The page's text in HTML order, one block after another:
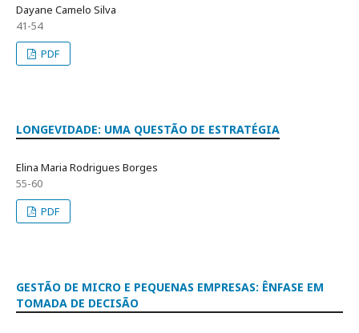
Dayane Camelo Silva
41-54
PDF
LONGEVIDADE: UMA QUESTÃO DE ESTRATÉGIA
Elina Maria Rodrigues Borges
55-60
PDF
GESTÃO DE MICRO E PEQUENAS EMPRESAS: ÊNFASE EM
TOMADA DE DECISÃO